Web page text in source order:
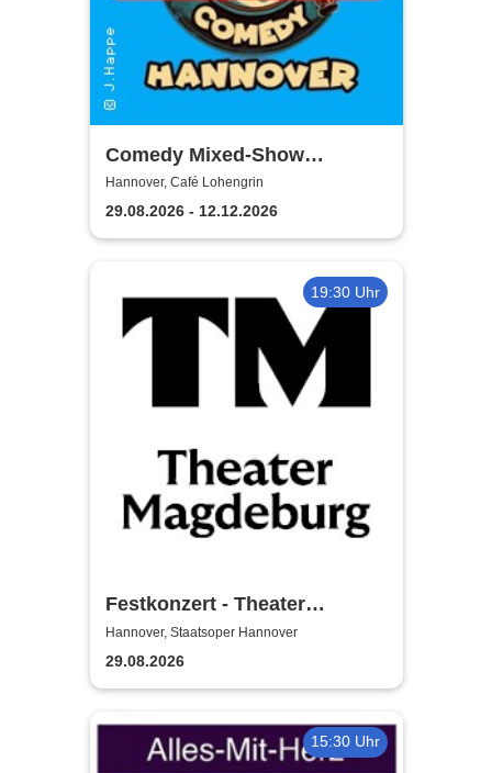
Comedy Mixed-Show
Hannover / STEH AUF
COMEDY
Hannover, Café Lohengrin
29.08.2026 - 12.12.2026
19:30 Uhr
Festkonzert - Theater
Magdeburg
Hannover, Staatsoper Hannover
29.08.2026
15:30 Uhr